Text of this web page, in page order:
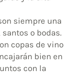
siempre una
o bodas.
copas de vino
bien en
con la